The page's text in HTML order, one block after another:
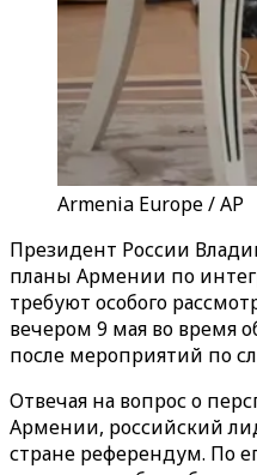
Armenia Europe / AP
Президент России
планы Армении по
требуют особого
вечером 9 мая во время
после мероприятий по
Отвечая на вопрос о
Армении, российский
стране референдум. По